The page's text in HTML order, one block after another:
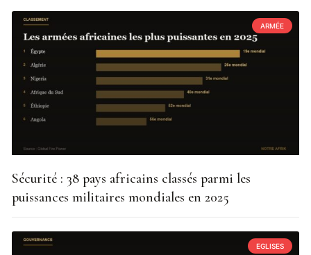
ARMÉE
Sécurité : 38 pays africains classés parmi les
puissances militaires mondiales en 2025
EGLISES